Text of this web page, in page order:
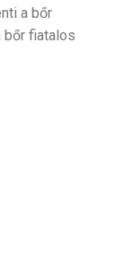
a bőr
bőr fiatalos